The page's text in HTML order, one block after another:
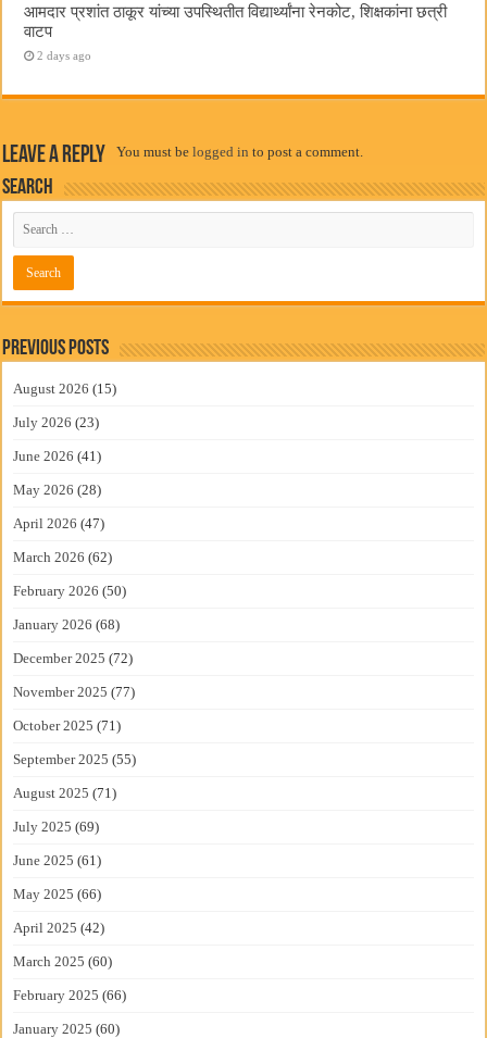
आमदार प्रशांत ठाकूर यांच्या उपस्थितीत विद्यार्थ्यांना रेनकोट, शिक्षकांना छत्री
वाटप
2 days ago
Leave a Reply You must belogged in to post a comment.
Search
Previous Posts
August 2026 (15)
July 2026 (23)
June 2026 (41)
May 2026 (28)
April 2026 (47)
March 2026 (62)
February 2026 (50)
January 2026 (68)
December 2025 (72)
November 2025 (77)
October 2025 (71)
September 2025 (55)
August 2025 (71)
July 2025 (69)
June 2025 (61)
May 2025 (66)
April 2025 (42)
March 2025 (60)
February 2025 (66)
January 2025 (60)